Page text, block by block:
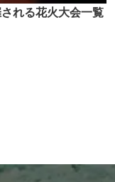
れる花火大会一覧